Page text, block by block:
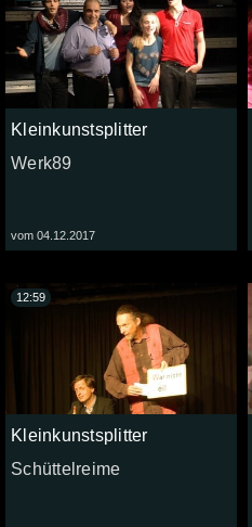
Kleinkunstsplitter
Werk89
vom 04.12.2017
Kleinkunstsplitter
Schüttelreime
12:59